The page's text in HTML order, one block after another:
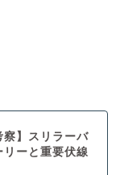
察】スリラーバ
ーと重要伏線